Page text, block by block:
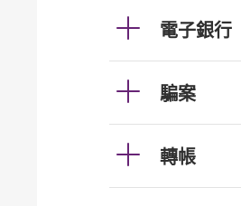
電子銀行
騙案
轉帳